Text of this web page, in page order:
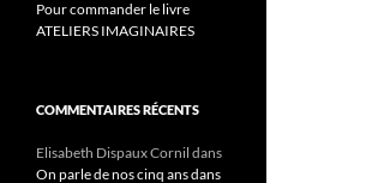
Pour commander le livre
ATELIERS IMAGINAIRES
COMMENTAIRES RÉCENTS
Elisabeth Dispaux Cornil dans
On parle de nos cinq ans dans